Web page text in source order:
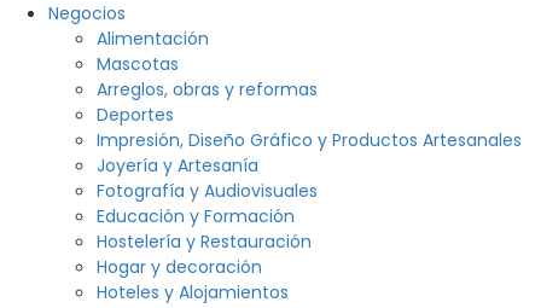
Negocios
Alimentación
Mascotas
Arreglos, obras y reformas
Deportes
Impresión, Diseño Gráfico y Productos Artesanales
Joyería y Artesanía
Fotografía y Audiovisuales
Educación y Formación
Hostelería y Restauración
Hogar y decoración
Hoteles y Alojamientos